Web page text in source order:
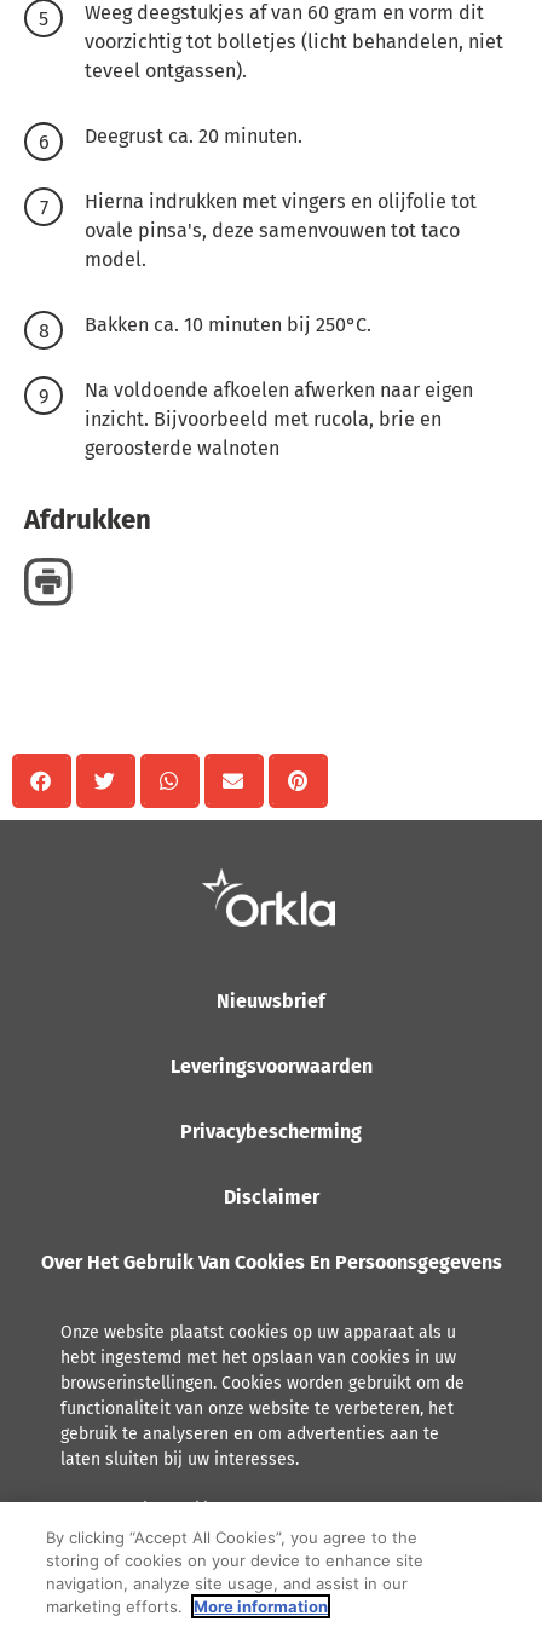
Weeg deegstukjes af van 60 gram en vorm dit
voorzichtig tot bolletjes (licht behandelen, niet
teveel ontgassen).
Deegrust ca. 20 minuten.
Hierna indrukken met vingers en olijfolie tot
ovale pinsa's, deze samenvouwen tot taco
model.
Bakken ca. 10 minuten bij 250°C.
Na voldoende afkoelen afwerken naar eigen
inzicht. Bijvoorbeeld met rucola, brie en
geroosterde walnoten
Afdrukken
Nieuwsbrief
Leveringsvoorwaarden
Privacybescherming
Disclaimer
Over Het Gebruik Van Cookies En Persoonsgegevens
Onze website plaatst cookies op uw apparaat als u
hebt ingestemd met het opslaan van cookies in uw
browserinstellingen. Cookies worden gebruikt om de
functionaliteit van onze website te verbeteren, het
gebruik te analyseren en om advertenties aan te
laten sluiten bij uw interesses.
Lees meer over hoe Orkla met persoonsgegevens omgaat,
inclusief het recht tot inzage.
F
a
Y
o
I
By clicking “Accept All Cookies”, you agree to the
storing of cookies on your device to enhance site
navigation, analyze site usage, and assist in our
marketing efforts.
More information